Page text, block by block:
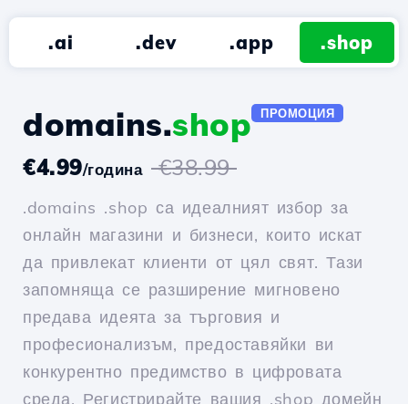
.ai .dev .app .shop
domains.shop ПРОМОЦИЯ
€4.99/година €38.99
.domains .shop са идеалният избор за
онлайн магазини и бизнеси, които искат
да привлекат клиенти от цял свят. Тази
запомняща се разширение мигновено
предава идеята за търговия и
професионализъм, предоставяйки ви
конкурентно предимство в цифровата
среда. Регистрирайте вашия .shop домейн